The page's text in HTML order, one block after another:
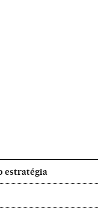
estratégia